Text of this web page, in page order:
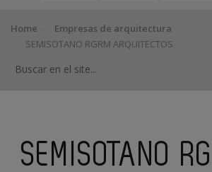
Home
Empresas de arquitectura
SEMISOTANO RGRM ARQUITECTOS
SEMISOTANO